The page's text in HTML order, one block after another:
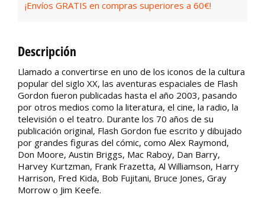
¡Envíos GRATIS en compras superiores a 60€!
Descripción
Llamado a convertirse en uno de los iconos de la cultura
popular del siglo XX, las aventuras espaciales de Flash
Gordon fueron publicadas hasta el año 2003, pasando
por otros medios como la literatura, el cine, la radio, la
televisión o el teatro. Durante los 70 años de su
publicación original, Flash Gordon fue escrito y dibujado
por grandes figuras del cómic, como Alex Raymond,
Don Moore, Austin Briggs, Mac Raboy, Dan Barry,
Harvey Kurtzman, Frank Frazetta, Al Williamson, Harry
Harrison, Fred Kida, Bob Fujitani, Bruce Jones, Gray
Morrow o Jim Keefe.